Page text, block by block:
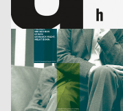
lmn
Marion Blomeyer D
Gedächtnisbilder
HardCase Design